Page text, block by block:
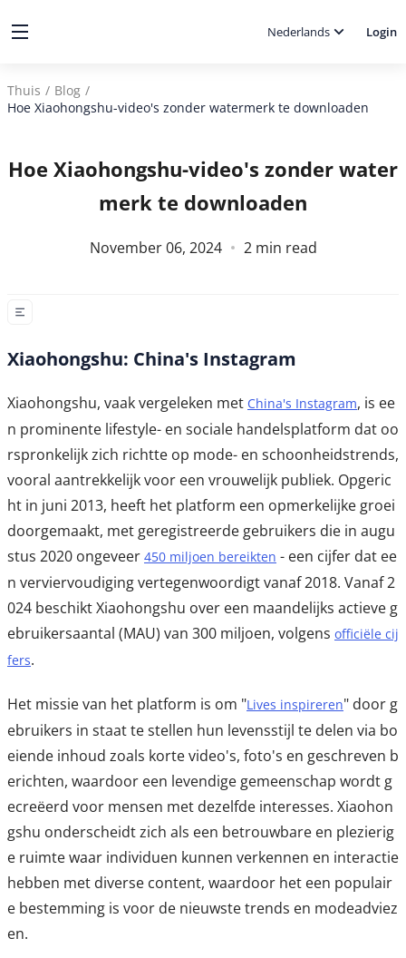
Nederlands Login
Thuis / Blog /
Hoe Xiaohongshu-video's zonder watermerk te downloaden
Hoe Xiaohongshu-video's zonder water
merk te downloaden
November 06, 2024 2min read
Xiaohongshu: China's Instagram
Xiaohongshu, vaak vergeleken met China's Instagram, is ee
n prominente lifestyle- en sociale handelsplatform dat oo
rspronkelijk zich richtte op mode- en schoonheidstrends,
vooral aantrekkelijk voor een vrouwelijk publiek. Opgeric
ht in juni 2013, heeft het platform een opmerkelijke groei
doorgemaakt, met geregistreerde gebruikers die in augu
stus 2020 ongeveer 450 miljoen bereikten - een cijfer dat ee
n verviervoudiging vertegenwoordigt vanaf 2018. Vanaf 2
024 beschikt Xiaohongshu over een maandelijks actieve g
ebruikersaantal (MAU) van 300 miljoen, volgens officiële cij
fers.
Het missie van het platform is om "Lives inspireren" door g
ebruikers in staat te stellen hun levensstijl te delen via bo
eiende inhoud zoals korte video's, foto's en geschreven b
erichten, waardoor een levendige gemeenschap wordt g
ecreëerd voor mensen met dezelfde interesses. Xiaohon
gshu onderscheidt zich als een betrouwbare en plezierig
e ruimte waar individuen kunnen verkennen en interactie
hebben met diverse content, waardoor het een populair
e bestemming is voor de nieuwste trends en modeadviez
en.